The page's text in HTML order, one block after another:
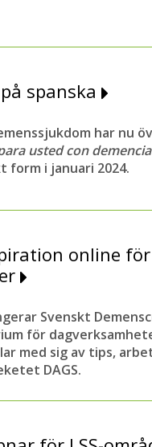
spanska
har nu
usted con demencia
form i januari 2024.
online för
Svenskt
för
med sig av tips,
DAGS.